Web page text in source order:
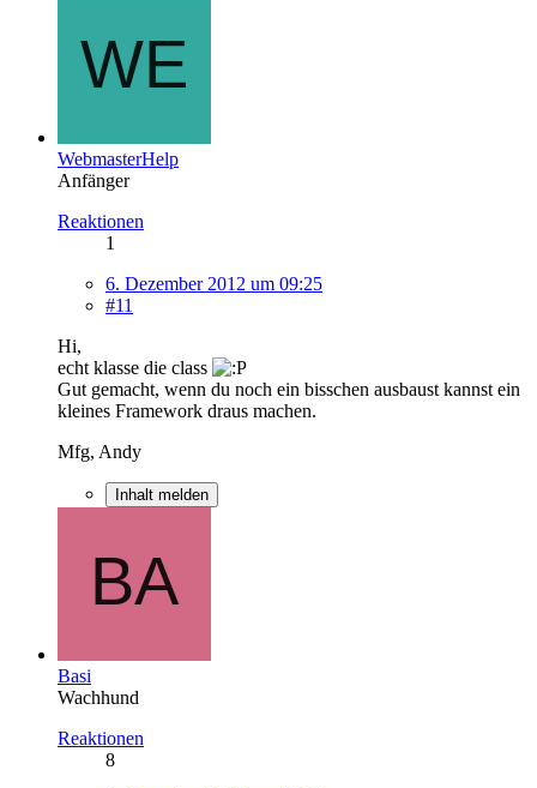
WebmasterHelp
Anfänger
Reaktionen
1
6. Dezember 2012 um 09:25
#11
Hi,
echt klasse die class
Gut gemacht, wenn du noch ein bisschen ausbaust kannst ein
kleines Framework draus machen.
Mfg, Andy
Inhalt melden
Basi
Wachhund
Reaktionen
8